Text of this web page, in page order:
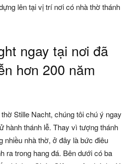
lên tại vị trí nơi có nhà thờ thánh
ngay tại nơi đã
hơn 200 năm
Stille Nacht, chúng tôi chú ý ngay
hành thánh lễ. Thay vì tượng thánh
nhiều nhà thờ, ở đây là bức điêu
ra trong hang đá. Bên dưới có ba